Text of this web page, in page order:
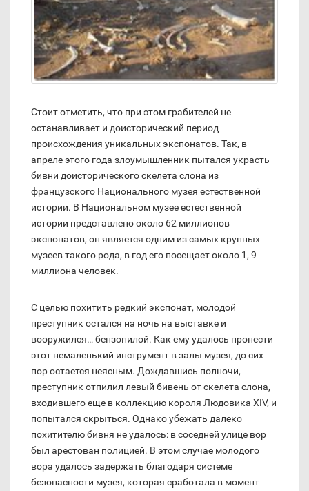
Стоит отметить, что при этом грабителей не
останавливает и доисторический период
происхождения уникальных экспонатов. Так, в
апреле этого года злоумышленник пытался украсть
бивни доисторического скелета слона из
французского Национального музея естественной
истории. В Национальном музее естественной
истории представлено около 62 миллионов
экспонатов, он является одним из самых крупных
музеев такого рода, в год его посещает около 1, 9
миллиона человек.
С целью похитить редкий экспонат, молодой
преступник остался на ночь на выставке и
вооружился… бензопилой. Как ему удалось пронести
этот немаленький инструмент в залы музея, до сих
пор остается неясным. Дождавшись полночи,
преступник отпилил левый бивень от скелета слона,
входившего еще в коллекцию короля Людовика XIV, и
попытался скрыться. Однако убежать далеко
похитителю бивня не удалось: в соседней улице вор
был арестован полицией. В этом случае молодого
вора удалось задержать благодаря системе
безопасности музея, которая сработала в момент